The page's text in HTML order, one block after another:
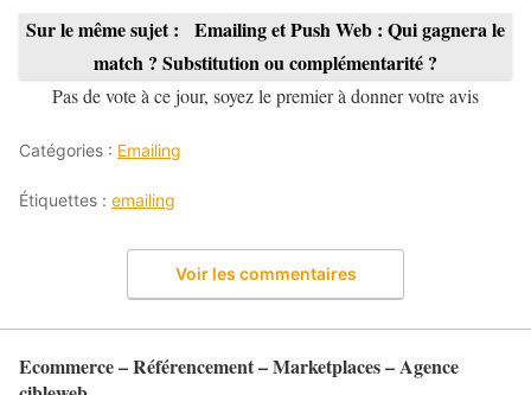
Sur le même sujet :
Emailing et Push Web : Qui gagnera le
match ? Substitution ou complémentarité ?
Pas de vote à ce jour, soyez le premier à donner votre avis
Catégories : Emailing
Étiquettes : emailing
Voir les commentaires
Ecommerce – Référencement – Marketplaces – Agence